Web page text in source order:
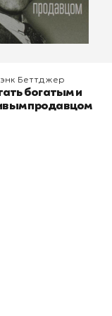
Беттджер
богатым и
продавцом